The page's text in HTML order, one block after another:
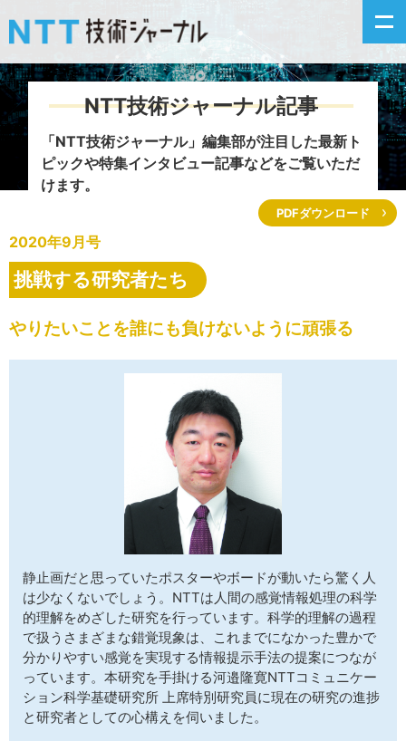
新着情報
掲載月毎記事
イベントカレンダー
問い合わせ
サイトマップ
NTT技術ジャーナル記事
「NTT技術ジャーナル」編集部が注目した最新ト
ピックや特集インタビュー記事などをご覧いただ
けます。
PDFダウンロード
2020年9月号
挑戦する研究者たち
やりたいことを誰にも負けないように頑張る
静止画だと思っていたポスターやボードが動いたら驚く人
は少なくないでしょう。NTTは人間の感覚情報処理の科学
的理解をめざした研究を行っています。科学的理解の過程
で扱うさまざまな錯覚現象は、これまでになかった豊かで
分かりやすい感覚を実現する情報提示手法の提案につなが
っています。本研究を手掛ける河邉隆寛NTTコミュニケー
ション科学基礎研究所 上席特別研究員に現在の研究の進捗
と研究者としての心構えを伺いました。